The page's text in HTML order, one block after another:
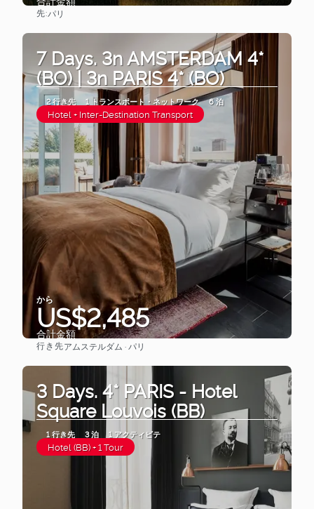
先:パリ
7 Days. 3n AMSTERDAM 4*
(BO) | 3n PARIS 4* (BO)
2 行き先 1 トランスポート・ネットワーク 6 泊
Hotel + Inter-Destination Transport
から
US$2,485
合計金額
行き先アムステルダム · パリ
3 Days. 4* PARIS - Hotel
Square Louvois (BB)
1 行き先 3 泊 1 アクティビテ
Hotel (BB) + 1 Tour